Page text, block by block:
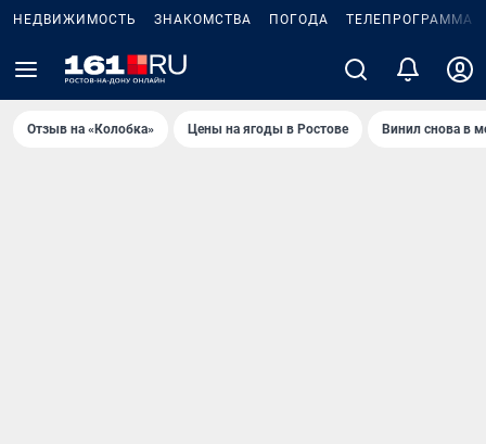
НЕДВИЖИМОСТЬ ЗНАКОМСТВА ПОГОДА ТЕЛЕПРОГРАММА
Отзыв на «Колобка» Цены на ягоды в Ростове Винил снова в